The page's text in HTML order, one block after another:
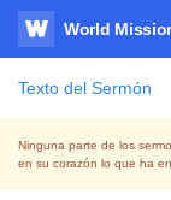
WATV
World
Texto del Sermón
Ninguna parte de los
en su corazón lo que ha